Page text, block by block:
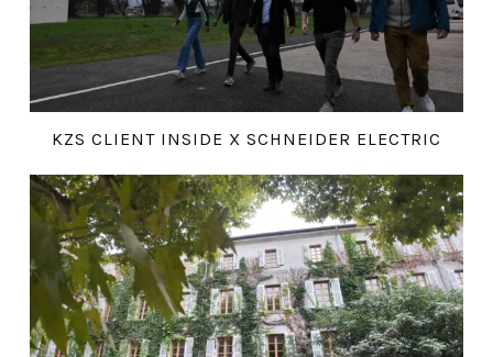
KZS CLIENT INSIDE X SCHNEIDER ELECTRIC